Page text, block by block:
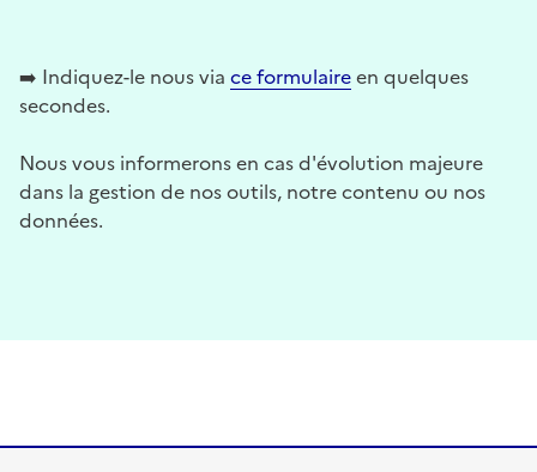
➡️ Indiquez-le nous via ce formulaireen quelques
secondes.
Nous vous informerons en cas d'évolution majeure
dans la gestion de nos outils, notre contenu ou nos
données.